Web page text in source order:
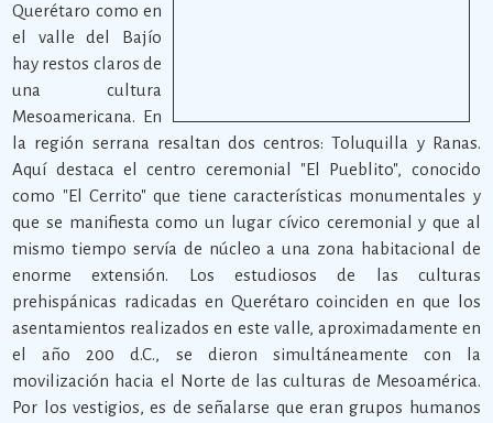
Querétaro como en
el valle del Bajío
hay restos claros de
una cultura
Mesoamericana. En
la región serrana resaltan dos centros: Toluquilla y Ranas.
Aquí destaca el centro ceremonial "El Pueblito", conocido
como "El Cerrito" que tiene características monumentales y
que se manifiesta como un lugar cívico ceremonial y que al
mismo tiempo servía de núcleo a una zona habitacional de
enorme extensión. Los estudiosos de las culturas
prehispánicas radicadas en Querétaro coinciden en que los
asentamientos realizados en este valle, aproximadamente en
el año 200 d.C., se dieron simultáneamente con la
movilización hacia el Norte de las culturas de Mesoamérica.
Por los vestigios, es de señalarse que eran grupos humanos